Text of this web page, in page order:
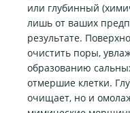
или глубинный
лишь от ваших
результате.
очистить поры,
образованию
отмершие клетки.
очищает, но и